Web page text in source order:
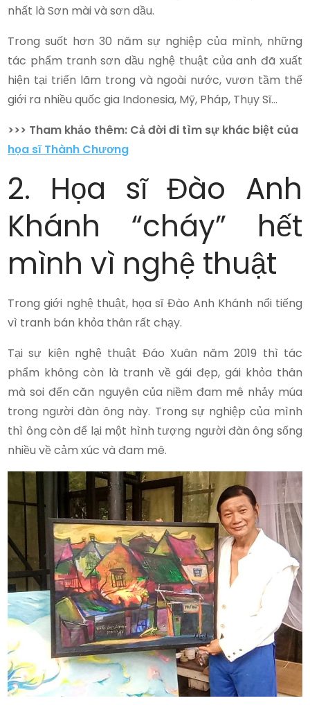
nhất là Sơn mài và sơn dầu.
Trong suốt hơn 30 năm sự nghiệp của mình, những
tác phẩm tranh sơn dầu nghệ thuật của anh đã xuất
hiện tại triển lãm trong và ngoài nước, vươn tầm thế
giới ra nhiều quốc gia Indonesia, Mỹ, Pháp, Thụy Sĩ…
>>> Tham khảo thêm: Cả đời đi tìm sự khác biệt của
họa sĩ Thành Chương
2. Họa sĩ Đào Anh
Khánh “cháy” hết
mình vì nghệ thuật
Trong giới nghệ thuật, họa sĩ Đào Anh Khánh nổi tiếng
vì tranh bán khỏa thân rất chạy.
Tại sự kiện nghệ thuật Đáo Xuân năm 2019 thì tác
phẩm không còn là tranh về gái đẹp, gái khỏa thân
mà soi đến căn nguyên của niềm đam mê nhảy múa
trong người đàn ông này. Trong sự nghiệp của mình
thì ông còn để lại một hình tượng người đàn ông sống
nhiều về cảm xúc và đam mê.